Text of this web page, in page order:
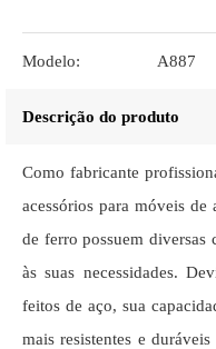
Modelo: A887
Descrição do produto
Como fabricante
acessórios para móveis de
de ferro possuem diversas
às suas necessidades.
feitos de aço, sua
mais resistentes e